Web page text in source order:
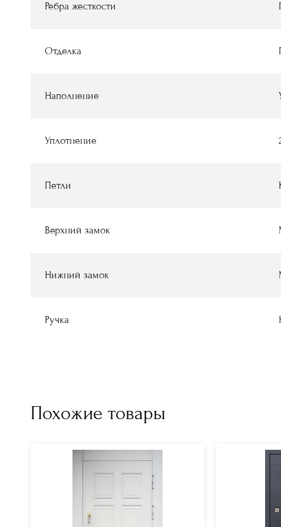
Ребра жесткости
Отделка
Наполнение
Уплотнение
Петли
Верхний замок
Нижний замок
Ручка
Похожие товары